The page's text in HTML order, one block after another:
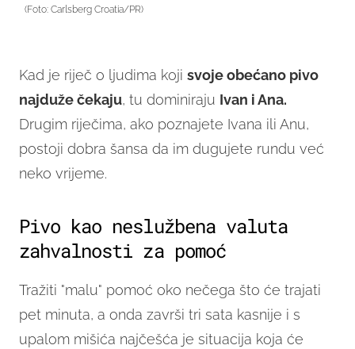
(Foto: Carlsberg Croatia/PR)
Kad je riječ o ljudima koji svoje obećano pivo
najduže čekaju, tu dominiraju Ivan i Ana.
Drugim riječima, ako poznajete Ivana ili Anu,
postoji dobra šansa da im dugujete rundu već
neko vrijeme.
Pivo kao neslužbena valuta
zahvalnosti za pomoć
Tražiti "malu" pomoć oko nečega što će trajati
pet minuta, a onda završi tri sata kasnije i s
upalom mišića najčešća je situacija koja će